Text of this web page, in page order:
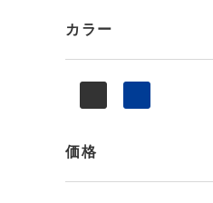
カラー
価格